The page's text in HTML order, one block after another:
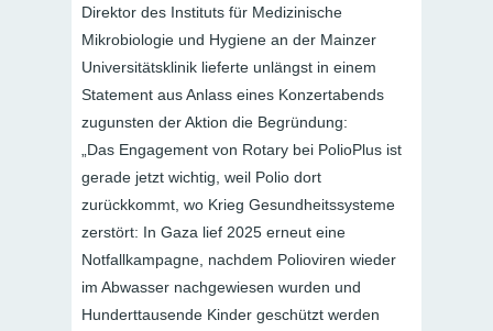
Direktor des Instituts für Medizinische
Mikrobiologie und Hygiene an der Mainzer
Universitätsklinik lieferte unlängst in einem
Statement aus Anlass eines Konzertabends
zugunsten der Aktion die Begründung:
„Das Engagement von Rotary bei PolioPlus ist
gerade jetzt wichtig, weil Polio dort
zurückkommt, wo Krieg Gesundheitssysteme
zerstört: In Gaza lief 2025 erneut eine
Notfallkampagne, nachdem Polioviren wieder
im Abwasser nachgewiesen wurden und
Hunderttausende Kinder geschützt werden